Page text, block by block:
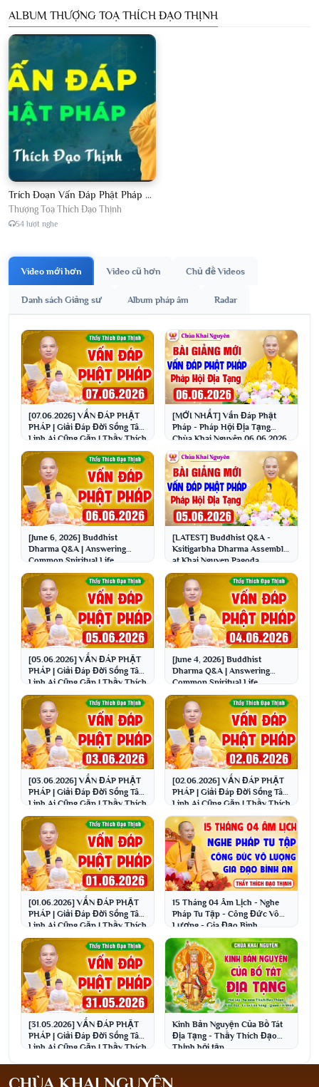
ALBUM THƯỢNG TOẠ THÍCH ĐẠO THỊNH
Trích Đoạn Vấn Đáp Phật Pháp 2026
Thượng Toạ Thích Đạo Thịnh
54 lượt nghe
Video mới hơn Video cũ hơn Chủ đề Videos
Danh sách Giảng sư Album pháp âm Radar
[07.06.2026] VẤN ĐÁP PHẬT
PHÁP | Giải Đáp Đời Sống Tâm
Linh Ai Cũng Gặp | Thầy Thích
Đạo Thịnh
[MỚI NHẤT] Vấn Đáp Phật
Pháp - Pháp Hội Địa Tạng
Chùa Khai Nguyên 06.06.2026
| Thầy Thích Đạo Thịnh
[June 6, 2026] Buddhist
Dharma Q&A | Answering
Common Spiritual Life
Questions | Venerable Thich ...
[LATEST] Buddhist Q&A -
Ksitigarbha Dharma Assembly
at Khai Nguyen Pagoda
06/05/2026 | Venerable ...
[05.06.2026] VẤN ĐÁP PHẬT
PHÁP | Giải Đáp Đời Sống Tâm
Linh Ai Cũng Gặp | Thầy Thích
Đạo Thịnh
[June 4, 2026] Buddhist
Dharma Q&A | Answering
Common Spiritual Life
Questions | Venerable Thich ...
[03.06.2026] VẤN ĐÁP PHẬT
PHÁP | Giải Đáp Đời Sống Tâm
Linh Ai Cũng Gặp | Thầy Thích
Đạo Thịnh
[02.06.2026] VẤN ĐÁP PHẬT
PHÁP | Giải Đáp Đời Sống Tâm
Linh Ai Cũng Gặp | Thầy Thích
Đạo Thịnh
[01.06.2026] VẤN ĐÁP PHẬT
PHÁP | Giải Đáp Đời Sống Tâm
Linh Ai Cũng Gặp | Thầy Thích
Đạo Thịnh
15 Tháng 04 Âm Lịch - Nghe
Pháp Tu Tập - Công Đức Vô
Lượng - Gia Đạo Bình
An│Thầy Thích Đạo Thịnh
[31.05.2026] VẤN ĐÁP PHẬT
PHÁP | Giải Đáp Đời Sống Tâm
Linh Ai Cũng Gặp | Thầy Thích
Kinh Bản Nguyện Của Bồ Tát
Địa Tạng - Thầy Thích Đạo
Thịnh hội tập